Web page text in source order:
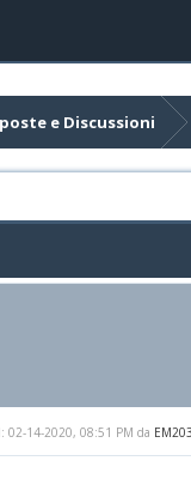
e Discussioni
02-14-2020, 08:51 PM da EM203